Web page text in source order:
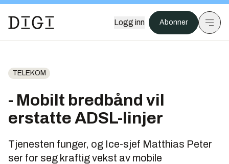
Logg inn Abonner
TELEKOM
- Mobilt bredbånd vil
erstatte ADSL-linjer
Tjenesten funger, og Ice-sjef Matthias Peter
ser for seg kraftig vekst av mobile